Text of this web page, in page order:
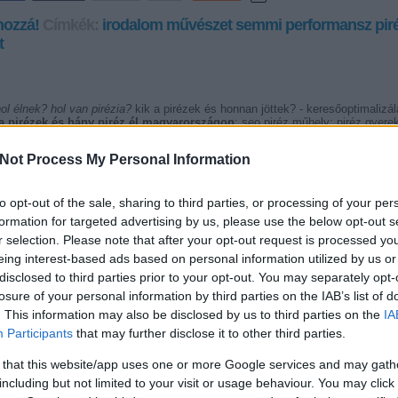
Process My Personal Information
opt-out of the sale, sharing to third parties, or processing of your
for targeted advertising by us, please use the below opt-out
selection. Please note that after your opt-out request is processed
interest-based ads based on personal information utilized by us
to third parties prior to your opt-out. You may separately
of your personal information by third parties on the IAB’s list of
This information may also be disclosed by us to third parties on the
Participants that may further disclose it to other third parties.
that this website/app uses one or more Google services and may
but not limited to your visit or usage behaviour. You may
irodalom művészet semmi performansz
élnek? hol van pirézia?kik a pirézek és honnan jöttek? -
pirézek és hány piréz él magyarországon; seo piréz műhely; piréz
pénz keresés |kik a pirézek - balla.biz
SÜTI BEÁLLÍTÁSOK